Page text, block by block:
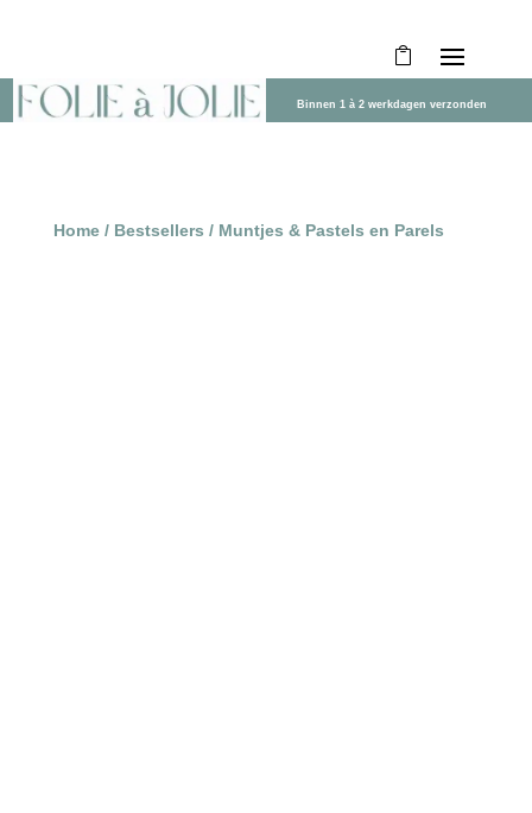
Binnen 1 à 2 werkdagen verzonden
Home/ Bestsellers / Muntjes & Pastels en Parels